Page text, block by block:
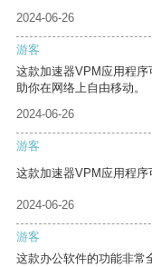
2024-06-26
游客
这款加速器VPM应用程
助你在网络上自由移动。
2024-06-26
游客
这款加速器VPM应用程序
2024-06-26
游客
这款办公软件的功能非常